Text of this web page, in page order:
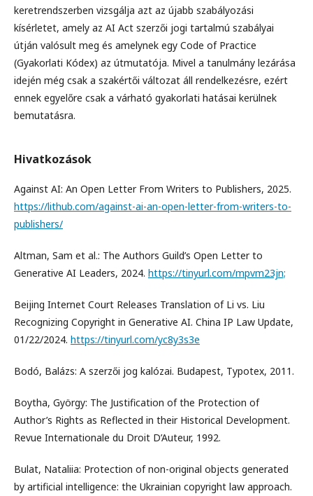
keretrendszerben vizsgálja azt az újabb szabályozási
kísérletet, amely az AI Act szerzői jogi tartalmú szabályai
útján valósult meg és amelynek egy Code of Practice
(Gyakorlati Kódex) az útmutatója. Mivel a tanulmány lezárása
idején még csak a szakértői változat áll rendelkezésre, ezért
ennek egyelőre csak a várható gyakorlati hatásai kerülnek
bemutatásra.
Hivatkozások
Against AI: An Open Letter From Writers to Publishers, 2025.
https://lithub.com/against-ai-an-open-letter-from-writers-to-
publishers/
Altman, Sam et al.: The Authors Guild’s Open Letter to
Generative AI Leaders, 2024. https://tinyurl.com/mpvm23jn;
Beijing Internet Court Releases Translation of Li vs. Liu
Recognizing Copyright in Generative AI. China IP Law Update,
01/22/2024. https://tinyurl.com/yc8y3s3e
Bodó, Balázs: A szerzői jog kalózai. Budapest, Typotex, 2011.
Boytha, György: The Justification of the Protection of
Author’s Rights as Reflected in their Historical Development.
Revue Internationale du Droit D’Auteur, 1992.
Bulat, Nataliia: Protection of non-original objects generated
by artificial intelligence: the Ukrainian copyright law approach.